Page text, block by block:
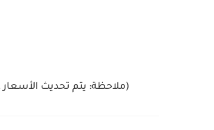
(ملاحظة: يتم تحديث الأسعار